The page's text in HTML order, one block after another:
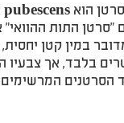
"סרטן התות ההוואי"
במין קטן
בלבד, אך צבעיו
הסרטנים